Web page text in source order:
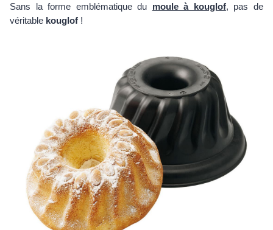
Sans la forme emblématique du moule à kouglof, pas de
véritable kouglof !